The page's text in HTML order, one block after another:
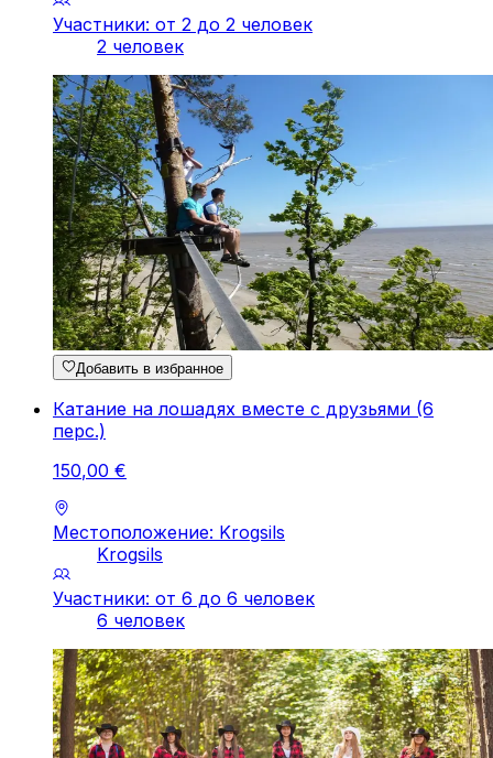
Участники: от 2 до 2 человек
2 человек
Добавить в избранное
Катание на лошадях вместе с друзьями (6
перс.)
150,00 €
Местоположение: Krogsils
Krogsils
Участники: от 6 до 6 человек
6 человек